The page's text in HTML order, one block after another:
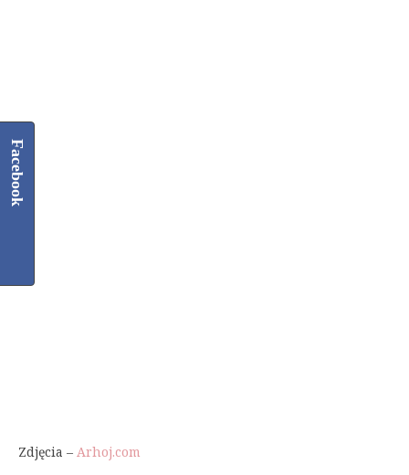
Zdjęcia – Arhoj.com
Facebook